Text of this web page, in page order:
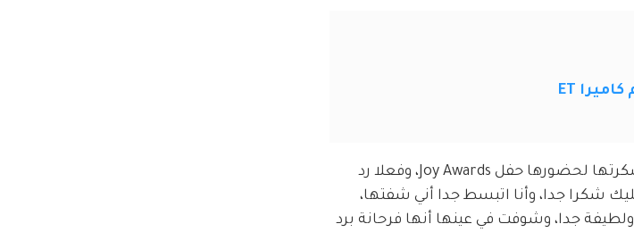
وأضاف محمد أنور:"كنت حابب أوصل ليها أن الناس فرحانة بظهورها، وشكرتها لحضورها حفل Joy Awards، وفعلا رد
شكرا جدا، وأنا اتبسط جدا أني شفتها،
جدا، وشوفت في عينها أنها فرحانة برد